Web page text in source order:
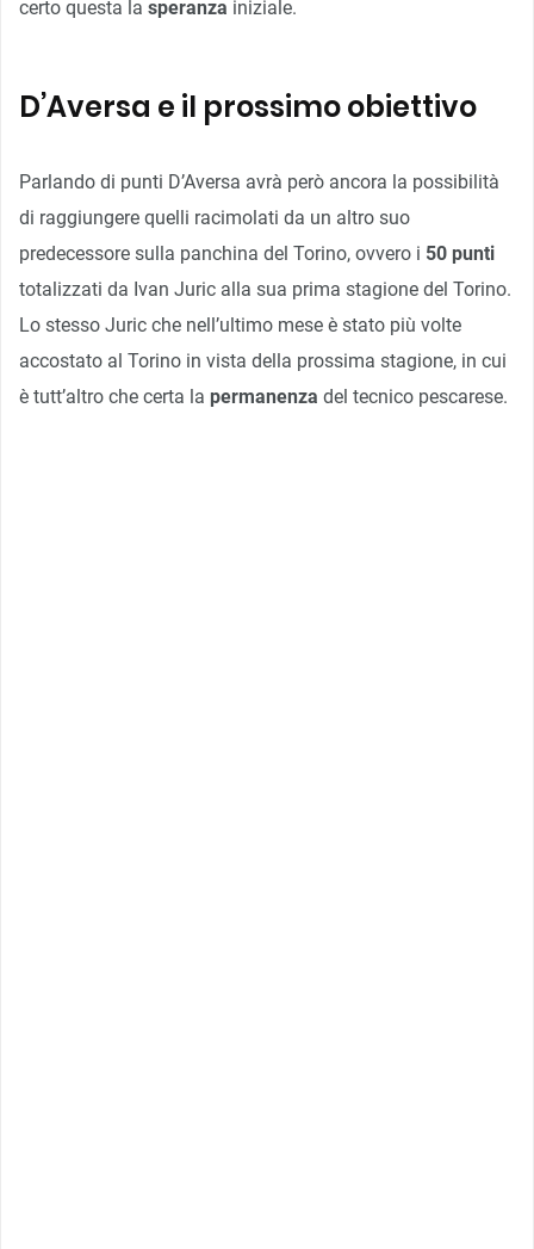
certo questa la speranza iniziale.
D’Aversa e il prossimo obiettivo
Parlando di punti D’Aversa avrà però ancora la possibilità
di raggiungere quelli racimolati da un altro suo
predecessore sulla panchina del Torino, ovvero i 50 punti
totalizzati da Ivan Juric alla sua prima stagione del Torino.
Lo stesso Juric che nell’ultimo mese è stato più volte
accostato al Torino in vista della prossima stagione, in cui
è tutt’altro che certa la permanenza del tecnico pescarese.